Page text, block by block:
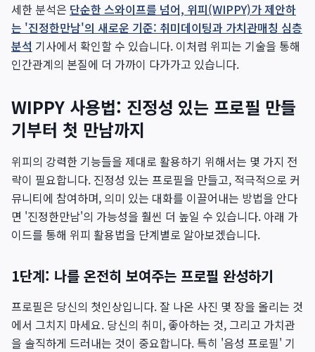
세한 분석은 단순한 스와이프를 넘어, 위피(WIPPY)가 제안하
는 '진정한만남'의 새로운 기준: 취미데이팅과 가치관매칭 심층
분석 기사에서 확인할 수 있습니다. 이처럼 위피는 기술을 통해
인간관계의 본질에 더 가까이 다가가고 있습니다.
WIPPY 사용법: 진정성 있는 프로필 만들
기부터 첫 만남까지
위피의 강력한 기능들을 제대로 활용하기 위해서는 몇 가지 전
략이 필요합니다. 진정성 있는 프로필을 만들고, 적극적으로 커
뮤니티에 참여하며, 의미 있는 대화를 이끌어내는 방법을 안다
면 '진정한만남'의 가능성을 훨씬 더 높일 수 있습니다. 아래 가
이드를 통해 위피 활용법을 단계별로 알아보겠습니다.
1단계: 나를 온전히 보여주는 프로필 완성하기
프로필은 당신의 첫인상입니다. 잘 나온 사진 몇 장을 올리는 것
에서 그치지 마세요. 당신의 취미, 좋아하는 것, 그리고 가치관
을 솔직하게 드러내는 것이 중요합니다. 특히 '음성 프로필' 기